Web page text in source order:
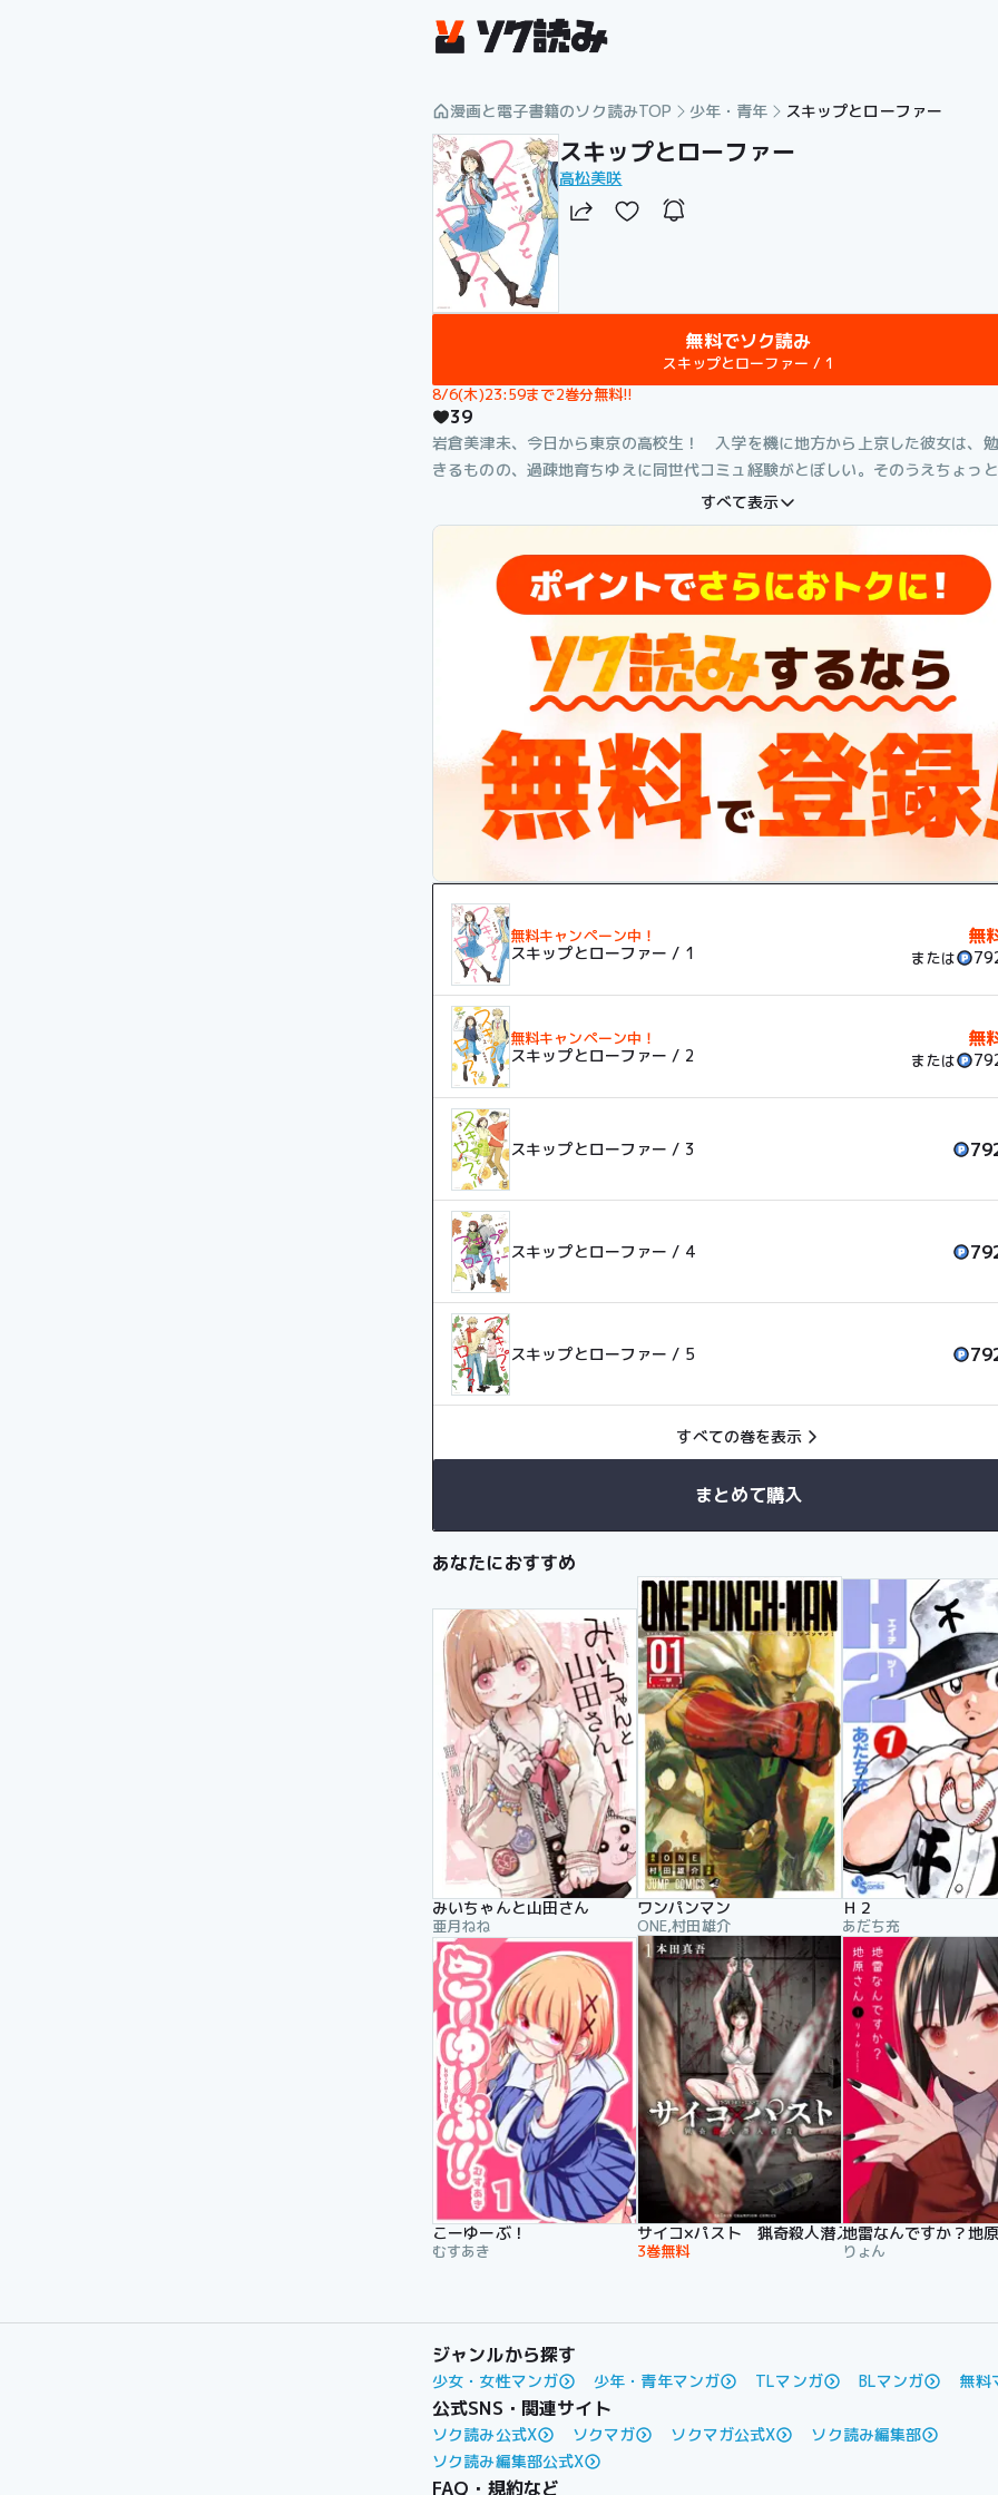
漫画と電子書籍のソク読みTOP 少年・青年 スキップとローファー
スキップとローファー
高松美咲
無料でソク読み
スキップとローファー / 1
8/6(木)23:59まで2巻分無料!!
39
岩倉美津未、今日から東京の高校生！ 入学を機に地方から上京した彼女は、
きるものの、過疎地育ちゆえに同世代コミュ経験がとぼしい。そのうえちょっ
慣れない都会の高校はなかなかムズカシイ！ だけど、そんな「みつみちゃん」
ぐでまっしろな存在感が、本人も気づかないうちにクラスメイトたちをハッピ
すべて表示
無料キャンペーン中！
スキップとローファー / 1
無
または
無料キャンペーン中！
スキップとローファー / 2
無
または
スキップとローファー / 3
スキップとローファー / 4
スキップとローファー / 5
すべての巻を表示
まとめて購入
あなたにおすすめ
みいちゃんと山田さん
亜月ねね
ワンパンマン
ONE,村田雄介
Ｈ２
あだち充
こーゆーぶ！
むすあき
サイコ×パスト 猟奇殺人潜入捜査
3巻無料
地雷なんですか？地
りょん
ジャンルから探す
少女・女性マンガ 少年・青年マンガ TLマンガ BLマンガ 無料
公式SNS・関連サイト
ソク読み公式X ソクマガ ソクマガ公式X
ソク読み編集部
ソク読み編集部公式X
FAQ・規約など